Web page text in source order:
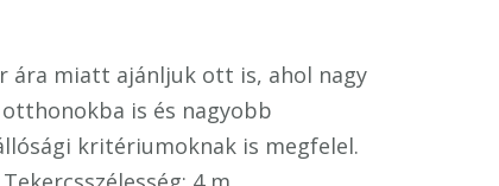
ára miatt ajánljuk ott is, ahol nagy
is és nagyobb
kritériumoknak is megfelel.